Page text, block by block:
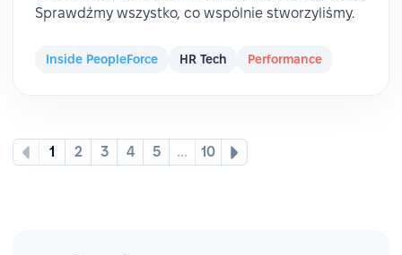
Sprawdźmy wszystko, co wspólnie stworzyliśmy.
Inside PeopleForce HR Tech Performance
1 2 3 4 5 ... 10